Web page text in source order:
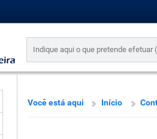
Você está aqui Início